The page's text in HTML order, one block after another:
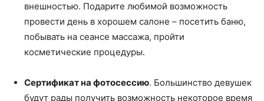
внешностью. Подарите любимой возможность
провести день в хорошем салоне – посетить баню,
побывать на сеансе массажа, пройти
косметические процедуры.
Сертификат на фотосессию. Большинство девушек
будут рады получить возможность некоторое время